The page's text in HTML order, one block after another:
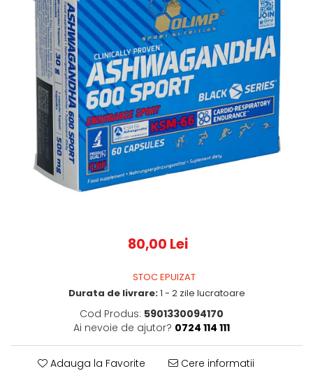
80,00 Lei
STOC EPUIZAT
Durata de livrare:1 - 2 zile lucratoare
Cod Produs: 5901330094170
Ai nevoie de ajutor? 0724 114 111
Adauga la Favorite Cere informatii